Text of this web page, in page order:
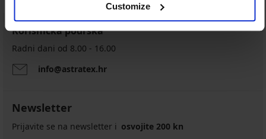
Customize
Korisnička podrška
Radni dani od 8.00 - 16.00
info@astratex.hr
Newsletter
Prijavite se na newsletter i osvojite 200 kn